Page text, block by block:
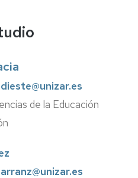
de la Educación